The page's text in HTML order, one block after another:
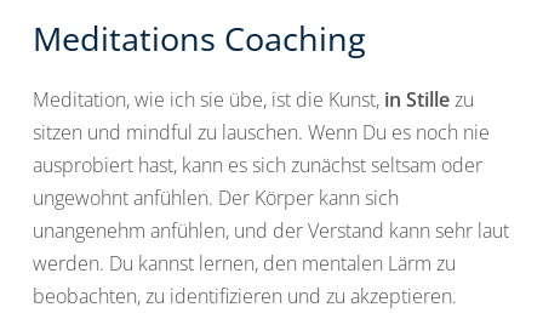
Meditations Coaching
Meditation, wie ich sie übe, ist die Kunst, in Stillezu
sitzen und mindful zu lauschen. Wenn Du es noch nie
ausprobiert hast, kann es sich zunächst seltsam oder
ungewohnt anfühlen. Der Körper kann sich
unangenehm anfühlen, und der Verstand kann sehr laut
werden. Du kannst lernen, den mentalen Lärm zu
beobachten, zu identifizieren und zu akzeptieren.